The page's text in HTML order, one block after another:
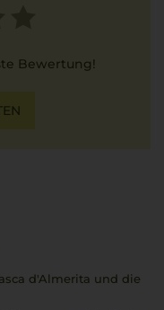
Bewertung!
d'Almerita und die